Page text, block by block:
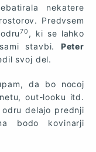
nekatere
Predvsem
70 , ki se lahko
stavbi. Peter
svoj del.
da bo nocoj
out-looku itd.
delajo prednji
bodo kovinarji